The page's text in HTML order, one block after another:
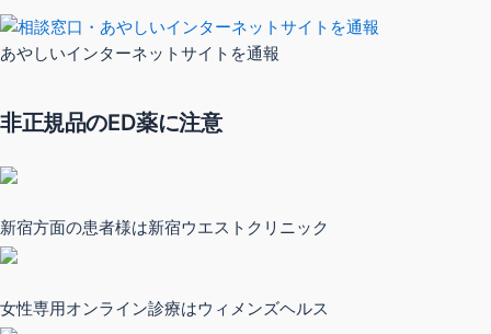
あやしいインターネットサイトを通報
非正規品のED薬に注意
新宿方面の患者様は新宿ウエストクリニック
女性専用オンライン診療はウィメンズヘルス